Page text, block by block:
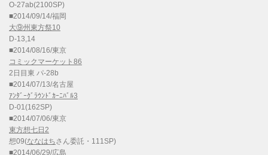
O-27ab(2100SP)
■2014/09/14/福岡
大⑨州東方祭10
D-13,14
■2014/08/16/東京
コミックマーケット86
2日目東 パ-28b
■2014/07/13/名古屋
ｱﾝﾀﾞｰｸﾞﾗｳﾝﾄﾞｶｰﾆﾊﾞﾙ3
D-01(162SP)
■2014/07/06/東京
東方想七日2
想09(ななはちさん委託・111SP)
■2014/06/29/広島